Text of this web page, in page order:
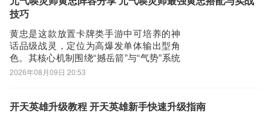
么下载最新快快查汉语字典5.1.4
第一步：
首先，我们手机里要有一个浏览器，小编比较喜欢用UC浏览器，当
然可以用手机都是自带网页浏览器的，我这边使用的是华为手机下载
最新快快查汉语字典
打开UC浏览器或者自带浏览器，我们在地址栏上直接输入最新快快
技巧
黄忠是这款放置卡牌类手游中可培养的神
话品级战灵，定位为高爆发单体输出型角
色。其核心机制围绕“撼岳箭”与“气势”系统
展开：入场时自动发射撼岳箭，对路径上
中一名敌人可叠加1层气势，最高5层；若
2026年08月09日 20:53
开天英雄升级教程 开天英雄新手快速升级指南